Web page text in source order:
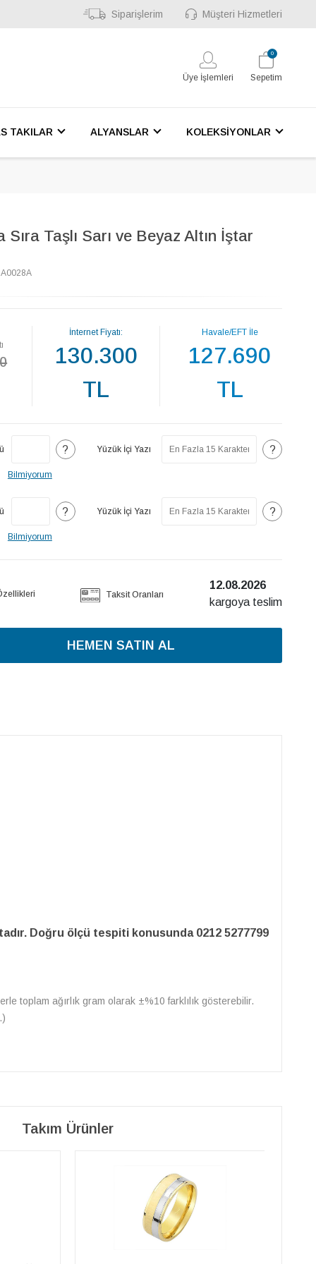
Siparişlerim Müşteri Hizmetleri
Üye İşlemleri Sepetim
0
TAKILAR ALYANSLAR KOLEKSİYONLAR
Sıra Taşlı Sarı ve Beyaz Altın İştar
İnternet Fiyatı:
130.300
TL
Havale/EFT İle
127.690
TL
?
Bilmiyorum
Yüzük İçi Yazı ?
?
Bilmiyorum
Yüzük İçi Yazı ?
Taksit Oranları
12.08.2026
kargoya teslim
HEMEN SATIN AL
Doğru ölçü tespiti konusunda 0212 5277799
toplam ağırlık gram olarak ±%10 farklılık gösterebilir.
Takım Ürünler